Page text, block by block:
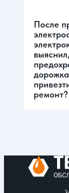
После
ремонт?